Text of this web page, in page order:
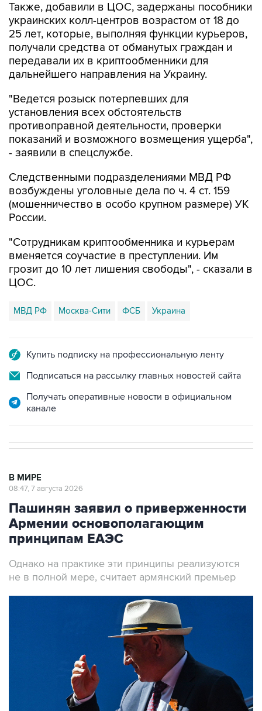
Также, добавили в ЦОС, задержаны пособники
украинских колл-центров возрастом от 18 до
25 лет, которые, выполняя функции курьеров,
получали средства от обманутых граждан и
передавали их в криптообменники для
дальнейшего направления на Украину.
"Ведется розыск потерпевших для
установления всех обстоятельств
противоправной деятельности, проверки
показаний и возможного возмещения ущерба",
- заявили в спецслужбе.
Следственными подразделениями МВД РФ
возбуждены уголовные дела по ч. 4 ст. 159
(мошенничество в особо крупном размере) УК
России.
"Сотрудникам криптообменника и курьерам
вменяется соучастие в преступлении. Им
грозит до 10 лет лишения свободы", - сказали в
ЦОС.
МВД РФ Москва-Сити ФСБ Украина
Купить подписку на профессиональную ленту
Подписаться на рассылку главных новостей сайта
Получать оперативные новости в официальном
канале
В МИРЕ
08:47, 7 августа 2026
Пашинян заявил о приверженности
Армении основополагающим
принципам ЕАЭС
Однако на практике эти принципы реализуются
не в полной мере, считает армянский премьер